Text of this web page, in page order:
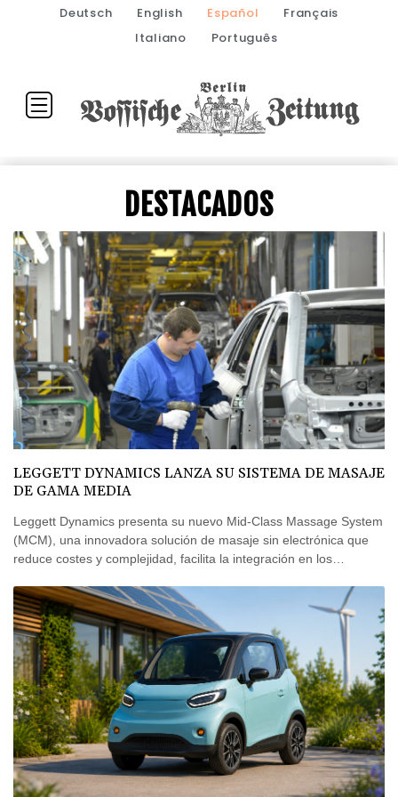
Deutsch English Español
Français
Italiano
Português
DESTACADOS
LEGGETT DYNAMICS LANZA SU SISTEMA DE MASAJE
DE GAMA MEDIA
Leggett Dynamics presenta su nuevo Mid-Class Massage System
(MCM), una innovadora solución de masaje sin electrónica que
reduce costes y complejidad, facilita la integración en los
segmento de lujo gracias a una rápida implantación en
programas de gran volumen